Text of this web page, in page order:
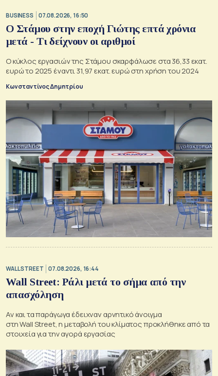
BUSINESS 07.08.2026, 16:50
Ο Στάμου στην εποχή Γιώτης επτά χρόνια
μετά - Τι δείχνουν οι αριθμοί
Ο κύκλος εργασιών της Στάμου σκαρφάλωσε στα 36,33 εκατ.
ευρώ το 2025 έναντι 31,97 εκατ. ευρώ στη χρήση του 2024
Κωνσταντίνος Δημητρίου
WALL STREET 07.08.2026, 16:44
Wall Street: Ράλι μετά το σήμα από την
απασχόληση
Αν και τα παράγωγα έδειχναν αρνητικό άνοιγμα
στη Wall Street, η μεταβολή του κλίματος προκλήθηκε από τα
στοιχεία για την αγορά εργασίας